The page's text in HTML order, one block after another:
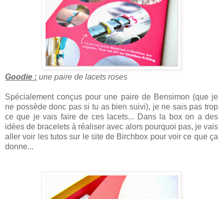
Goodie : une paire de lacets roses
Spécialement conçus pour une paire de Bensimon (que je
ne possède donc pas si tu as bien suivi), je ne sais pas trop
ce que je vais faire de ces lacets... Dans la box on a des
idées de bracelets à réaliser avec alors pourquoi pas, je vais
aller voir les tutos sur le site de Birchbox pour voir ce que ça
donne...